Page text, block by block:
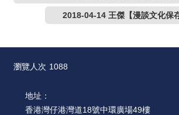
2018-04-14 王傑【漫談文化保
瀏覽人次 1088
地址：
香港灣仔港灣道18號中環廣場49樓